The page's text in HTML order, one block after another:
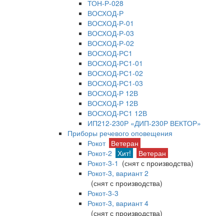
ТОН-Р-028
ВОСХОД-Р
ВОСХОД-Р-01
ВОСХОД-Р-03
ВОСХОД-Р-02
ВОСХОД-РС1
ВОСХОД-РС1-01
ВОСХОД-РС1-02
ВОСХОД-РС1-03
ВОСХОД-Р 12В
ВОСХОД-Р 12В
ВОСХОД-РС1 12В
ИП212-230Р «ДИП-230Р ВЕКТОР»
Приборы речевого оповещения
Рокот Ветеран
Рокот-2 Хит!
Ветеран
Рокот-3-1 (снят с производства)
Рокот-3, вариант 2
(снят с производства)
Рокот-3-3
Рокот-3, вариант 4
(снят с производства)